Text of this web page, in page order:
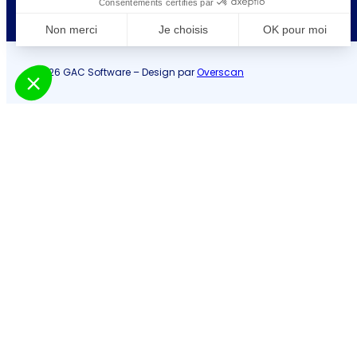
Consentements certifiés par
Non merci Je choisis OK pour moi
Plateforme de Gestion du Consentement : Personnalisez
Notre plateforme vous permet d'adapter et de gérer vos
© 2026 GAC Software – Design parOverscan